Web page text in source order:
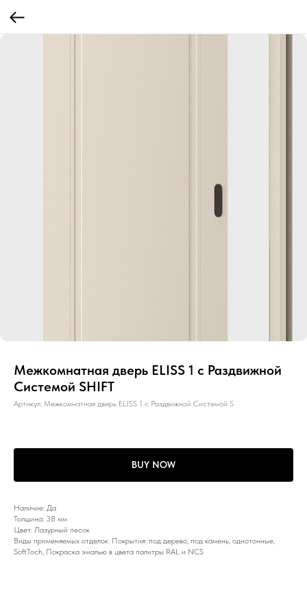
Межкомнатная дверь ELISS 1 с Раздвижной
Системой SHIFT
Артикул: Межкомнатная дверь ELISS 1 с Раздвижной Системой S
BUY NOW
Наличие: Да
Толщина: 38 мм
Цвет: Лазурный песок
Виды применяемых отделок: Покрытия: под дерево, под камень, однотонные,
SoftToch, Покраска эмалью в цвета палитры RAL и NCS